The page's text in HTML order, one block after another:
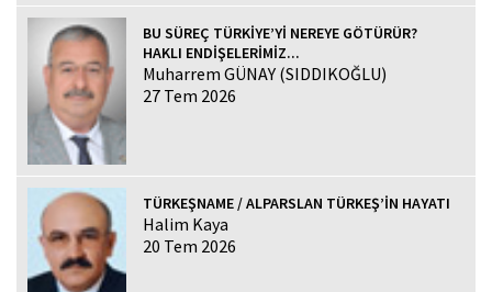
BU SÜREÇ TÜRKİYE’Yİ NEREYE GÖTÜRÜR?
HAKLI ENDİŞELERİMİZ...
Muharrem GÜNAY (SIDDIKOĞLU)
27 Tem 2026
TÜRKEŞNAME / ALPARSLAN TÜRKEŞ’İN HAYATI
Halim Kaya
20 Tem 2026